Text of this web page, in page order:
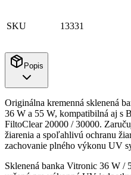
SKU 13331
Popis
Originálna kremenná sklenená
36 W a 55 W, kompatibilná aj s
FiltoClear 20000 / 30000.
žiarenia a spoľahlivú ochranu
zachovanie plného výkonu UV
Sklenená banka Vitronic 36 W /